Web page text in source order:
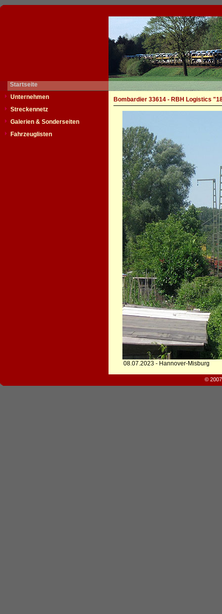
Startseite
Unternehmen
Streckennetz
Galerien & Sonderseiten
Fahrzeuglisten
Bombardier 33614 - RBH Logistics
08.07.2023 - Hannover-Misburg
©